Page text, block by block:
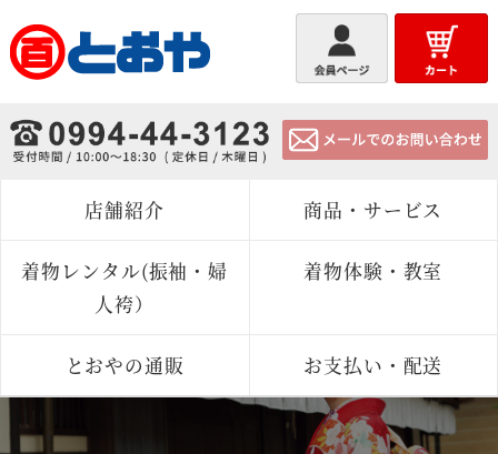
とおや
店舗紹介 商品・サービス
着物レンタル(振袖・婦
人袴）
着物体験・教室
とおやの通販 お支払い・配送